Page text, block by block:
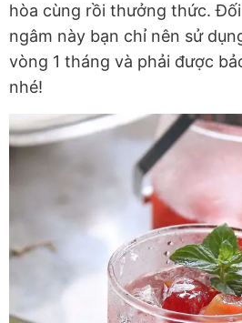
hòa cùng rồi thưởng thức.
ngâm này bạn chỉ nên sử
vòng 1 tháng và phải được
nhé!